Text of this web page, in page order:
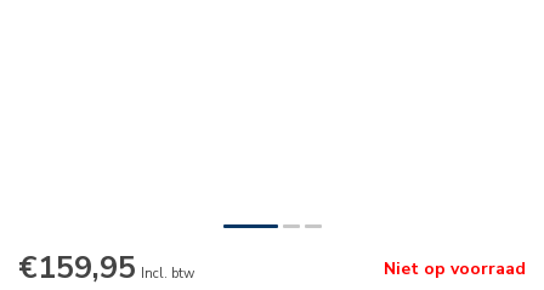
€159,95 Incl. btw Niet op voorraad